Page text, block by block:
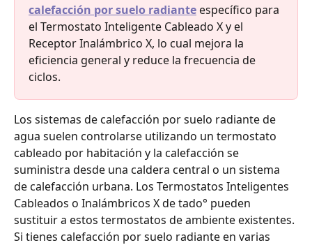
calefacción por suelo radiante específico para
el Termostato Inteligente Cableado X y el
Receptor Inalámbrico X, lo cual mejora la
eficiencia general y reduce la frecuencia de
ciclos.
Los sistemas de calefacción por suelo radiante de
agua suelen controlarse utilizando un termostato
cableado por habitación y la calefacción se
suministra desde una caldera central o un sistema
de calefacción urbana. Los Termostatos Inteligentes
Cableados o Inalámbricos X de tado° pueden
sustituir a estos termostatos de ambiente existentes.
Si tienes calefacción por suelo radiante en varias